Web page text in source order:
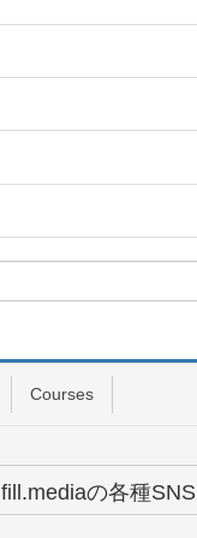
Courses
fill.mediaの各種SNS